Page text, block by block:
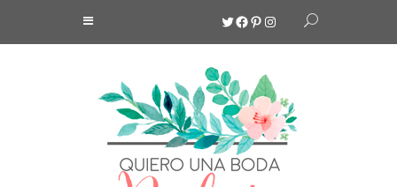
Twitter
Facebook
Pinterest
Instagram